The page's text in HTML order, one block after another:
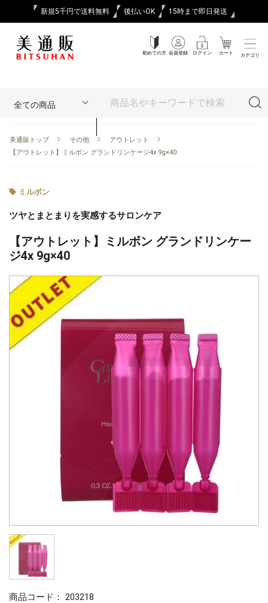
新規5千円で送料無料 後払いOK 15時まで即日発送
初めての方 会員登録 ログイン カート カテゴリ
美通販トップ その他
アウトレット
【アウトレット】ミルボン グランドリンケージ4x 9g×40
ミルボン
ツヤとまとまりを実感するサロンケア
【アウトレット】ミルボン グランドリンケー
ジ4x 9g×40
商品コード： 203218